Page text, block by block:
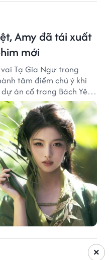
Amy đã tái xuất
mới
Tạ Gia Ngư trong
tâm điểm chú ý khi
án cổ trang Bách Yêu
×